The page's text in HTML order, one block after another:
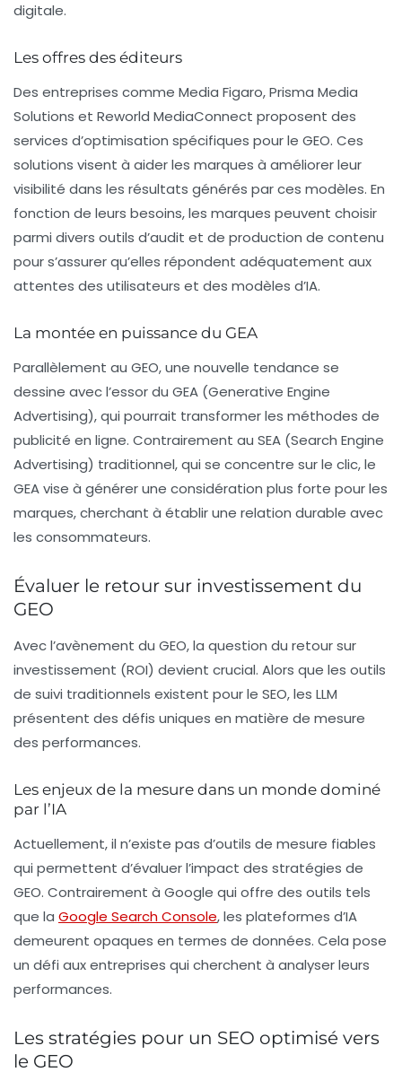
digitale.
Les offres des éditeurs
Des entreprises comme Media Figaro,Prisma Media
Solutions et Reworld MediaConnect proposent des
services d’optimisation spécifiques pour le GEO. Ces
solutions visent à aider les marques à améliorer leur
visibilité dans les résultats générés par ces modèles. En
fonction de leurs besoins, les marques peuvent choisir
parmi divers outils d’audit et de production de contenu
pour s’assurer qu’elles répondent adéquatement aux
attentes des utilisateurs et des modèles d’IA.
La montée en puissance du GEA
Parallèlement au GEO, une nouvelle tendance se
dessine avec l’essor du GEA (Generative Engine
Advertising), qui pourrait transformer les méthodes de
publicité en ligne. Contrairement au SEA (Search Engine
Advertising) traditionnel, qui se concentre sur le clic, le
GEA vise à générer une considération plus forte pour les
marques, cherchant à établir une relation durable avec
les consommateurs.
Évaluer le retour sur investissement du
GEO
Avec l’avènement du GEO, la question du retour sur
investissement (ROI) devient crucial. Alors que les outils
de suivi traditionnels existent pour le SEO, les LLM
présentent des défis uniques en matière de mesure
des performances.
Les enjeux de la mesure dans un monde dominé
par l’IA
Actuellement, il n’existe pas d’outils de mesure fiables
qui permettent d’évaluer l’impact des stratégies de
GEO. Contrairement à Google qui offre des outils tels
que la Google Search Console, les plateformes d’IA
demeurent opaques en termes de données. Cela pose
un défi aux entreprises qui cherchent à analyser leurs
performances.
Les stratégies pour un SEO optimisé vers
le GEO